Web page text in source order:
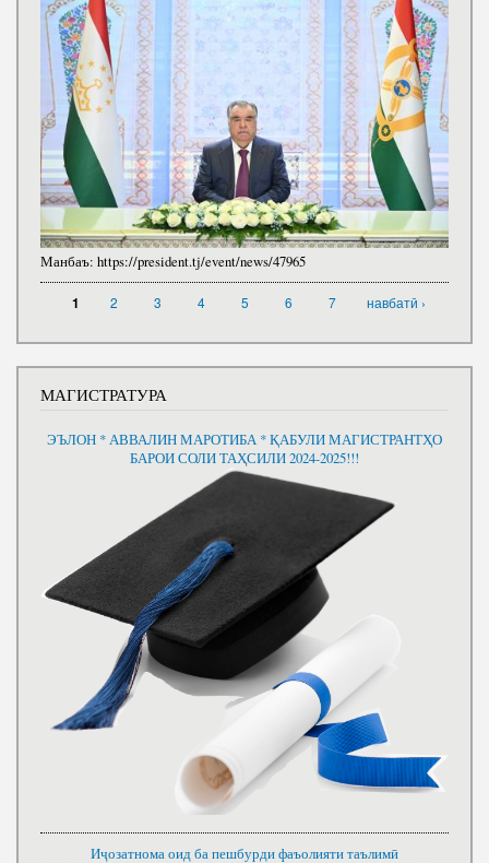
Манбаъ: https://president.tj/event/news/47965
1 2 3 4 5 6 7 навбатӣ ›
МАГИСТРАТУРА
ЭЪЛОН * АВВАЛИН МАРОТИБА * ҚАБУЛИ МАГИСТРАНТҲО
БАРОИ СОЛИ ТАҲСИЛИ 2024-2025!!!
Иҷозатнома оид ба пешбурди фаъолияти таълимӣ